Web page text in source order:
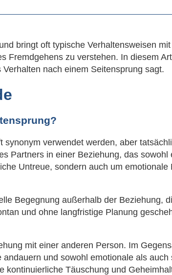
bringt oft typische Verhaltensweisen
Fremdgehens zu verstehen. In diesem
nach einem Seitensprung sagt.
verwendet werden, aber
Partners in einer Beziehung, das
Untreue, sondern auch um
Begegnung außerhalb der Beziehung,
und ohne langfristige Planung
mit einer anderen Person. Im
und sowohl emotionale als
kontinuierliche Täuschung und